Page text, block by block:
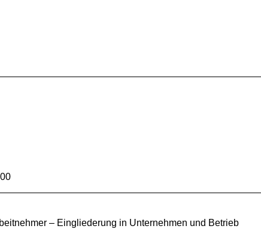
– Eingliederung in Unternehmen und Betrieb